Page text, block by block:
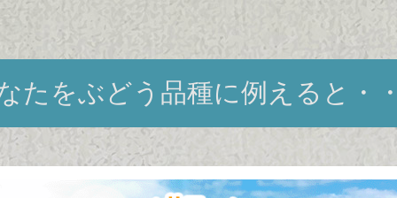
たをぶどう品種に例えると・